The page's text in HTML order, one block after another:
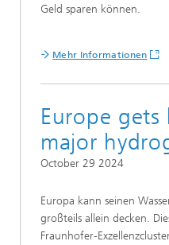
Geld sparen können.
Mehr Informationen
Europe
major
October 29 2024
Europa kann seinen
großteils allein decken.
Fraunhofer-